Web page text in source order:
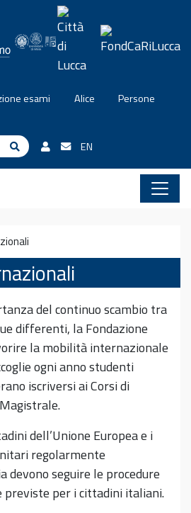
esami Alice
Persone
Cerca EN
del continuo scambio tra
differenti, la Fondazione
la mobilità internazionale
ogni anno studenti
iscriversi ai Corsi di
dell’Unione Europea e i
regolarmente
devono seguire le procedure
previste per i cittadini italiani.